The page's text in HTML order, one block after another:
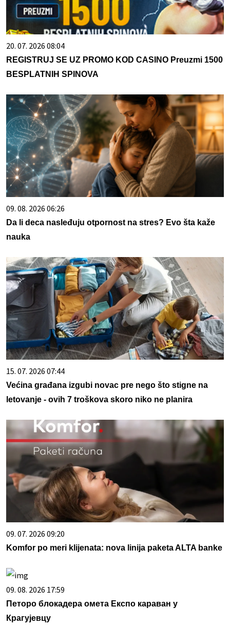
20. 07. 2026 08:04
REGISTRUJ SE UZ PROMO KOD CASINO Preuzmi 1500
BESPLATNIH SPINOVA
09. 08. 2026 06:26
Da li deca nasleđuju otpornost na stres? Evo šta kaže
nauka
15. 07. 2026 07:44
Većina građana izgubi novac pre nego što stigne na
letovanje - ovih 7 troškova skoro niko ne planira
09. 07. 2026 09:20
Komfor po meri klijenata: nova linija paketa ALTA banke
09. 08. 2026 17:59
Петоро блокадера омета Експо караван у
Крагујевцу